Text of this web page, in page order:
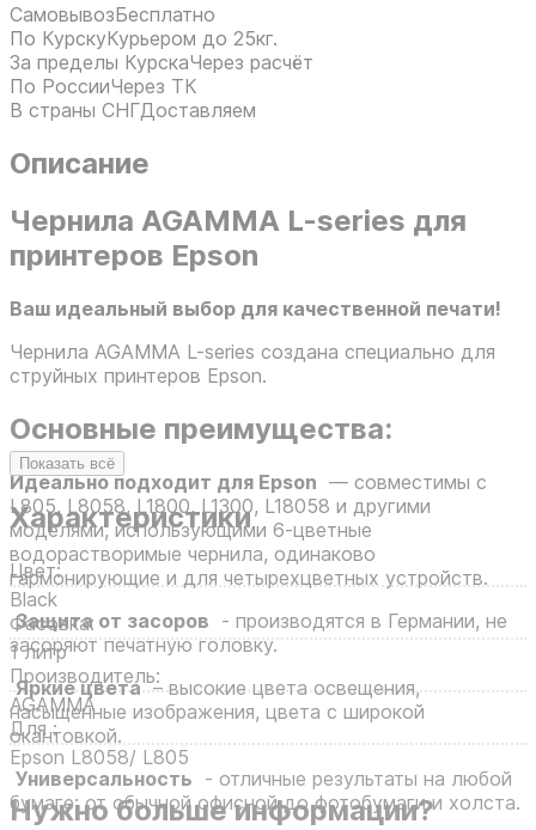
СамовывозБесплатно
По КурскуКурьером до 25кг.
За пределы КурскаЧерез расчёт
По РоссииЧерез ТК
В страны СНГДоставляем
Описание
Чернила AGAMMA L-series для
принтеров Epson
Ваш идеальный выбор для качественной печати!
Чернила AGAMMA L-series создана специально для
струйных принтеров Epson.
Основные преимущества:
Идеально подходит для Epson — совместимы с
L805, L8058, L1800, L1300, L18058 и другими
моделями, использующими 6-цветные
водорастворимые чернила, одинаково
гармонирующие и для четырехцветных устройств.
Защита от засоров - производятся в Германии, не
засоряют печатную головку.
Яркие цвета– высокие цвета освещения,
насыщенные изображения, цвета с широкой
окантовкой.
Универсальность - отличные результаты на любой
бумаге: от обычной офисной до фотобумаги и холста.
Показать всё
Характеристики
Цвет:
Black
Фасовка:
1 литр
Производитель:
AGAMMA
Для :
Epson L8058/ L805
Нужно больше информации?